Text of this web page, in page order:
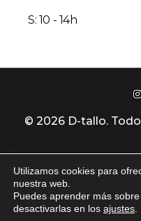
S: 10 - 14h
© 2026 D-tallo.
Utilizamos cookies para
nuestra web.
Puedes aprender más
desactivarlas en los ajustes